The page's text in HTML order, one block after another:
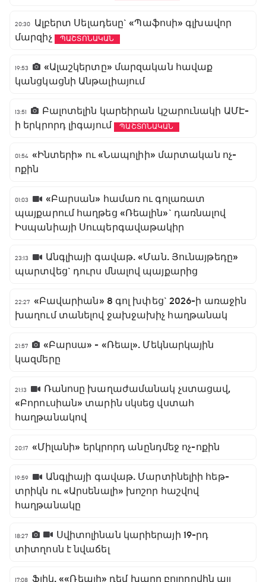
20:30
Ալբերտ Սելադեսը` «Պաֆոսի» գլխավոր
մարզիչ
ՊԱՇՏՈՆԱԿԱՆ
19:53
«Ալաշկերտը» մարզական հավաք
կանցկացնի Անթալիայում
13:51
Բալոտելին կարեիրան կշարունակի ԱՄԷ-
ի երկրորդ լիգայում
ՊԱՇՏՈՆԱԿԱՆ
01:54 «Ինտերի» ու «Նապոլիի» մարտական ոչ-
ոքին
01:03
«Բարսան» համառ ու գոլառատ
պայքարում հաղթեց «Ռեալին»` դառնալով
Իսպանիայի Սուպերգավաթակիր
23:13
Անգլիայի գավաթ. «Ման. Յունայթեդը»
պարտվեց` դուրս մնալով պայքարից
22:27 «Բավարիան» 8 գոլ խփեց` 2026-ի առաջին
խաղում տանելով ջախջախիչ հաղթանակ
21:57
«Բարսա» - «Ռեալ». Մեկնարկային
կազմերը
21:13
Ռանոսը խաղաժամանակ չստացավ,
«Բորուսիան» տարին սկսեց վստահ
հաղթանակով
20:17 «Միլանի» երկրորդ անընդմեջ ոչ-ոքին
19:59
Անգլիայի գավաթ. Մարտինելիի հեթ-
տրիկն ու «Արսենալի» խոշոր հաշվով
հաղթանակը
18:27
Սվիտոլինան կարիերայի 19-րդ
տիտղոսն է նվաճել
17:08 Ֆլիկ. ««Ռեալի» դեմ խաղը բոլորովին այլ